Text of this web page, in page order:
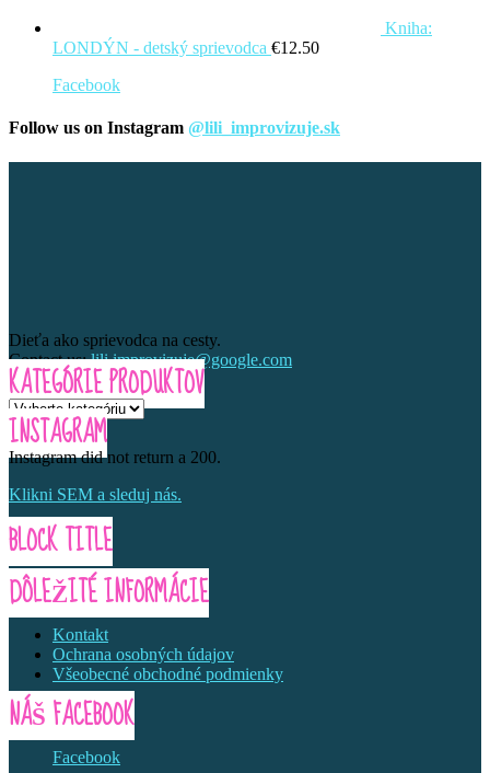
Kniha:
LONDÝN - detský sprievodca €12.50
Facebook
Follow us on Instagram @lili_improvizuje.sk
Dieťa ako sprievodca na cesty.
Contact us:lili.improvizuje@google.com
KATEGÓRIE PRODUKTOV
INSTAGRAM
Instagram did not return a 200.
Klikni SEM a sleduj nás.
BLOCK TITLE
DÔLEŽITÉ INFORMÁCIE
Kontakt
Ochrana osobných údajov
Všeobecné obchodné podmienky
NÁŠ FACEBOOK
Facebook